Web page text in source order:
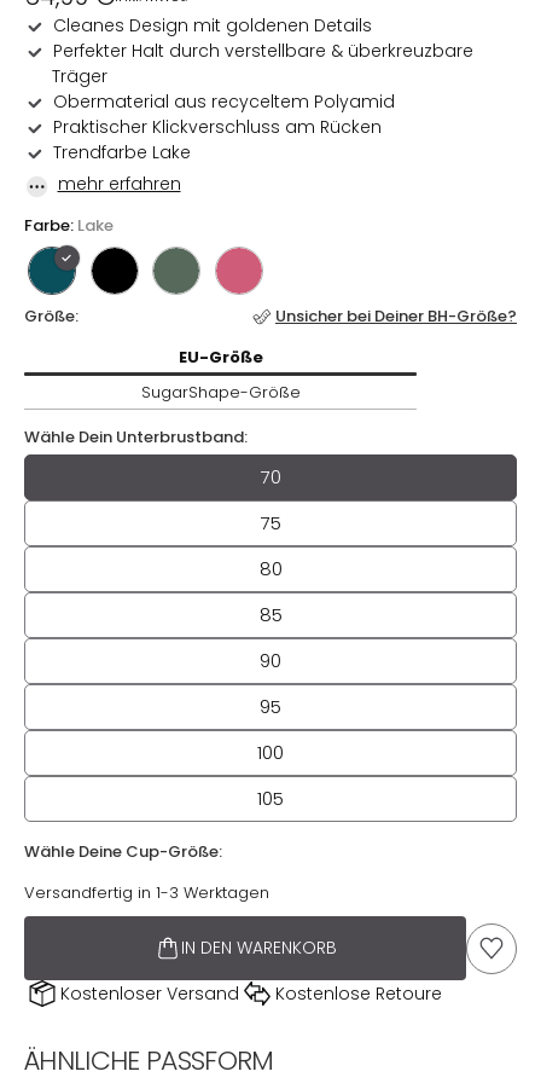
PreisCleanes Design mit goldenen Details
Perfekter Halt durch verstellbare & überkreuzbare
Träger
Obermaterial aus recyceltem Polyamid
Praktischer Klickverschluss am Rücken
Trendfarbe Lake
mehr erfahren
Farbe: Lake
Größe: Unsicher bei Deiner BH-Größe?
Größe / SugarShape-Größe
EU-Größe
SugarShape-Größe
Wähle Dein Unterbrustband:
Wähle Dein Unterbrustband 70
75
80
85
90
95
100
105
Wähle Deine Cup-Größe:
Versandfertig in 1-3 Werktagen
IN DEN WARENKORB AUF
Kostenloser Versand Kostenlose Retoure
ÄHNLICHE PASSFORM